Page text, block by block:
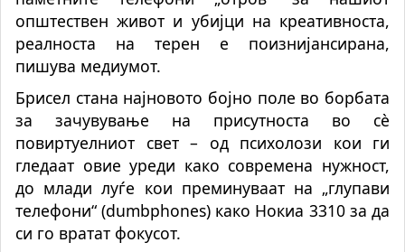
општествен живот и убијци на креативноста,
реалноста на терен е поизнијансирана,
пишува медиумот.
Брисел стана најновото бојно поле во борбата
за зачувување на присутноста во сè
повиртуелниот свет – од психолози кои ги
гледаат овие уреди како современа нужност,
до млади луѓе кои преминуваат на „глупави
телефони“ (dumbphones) како Нокиа 3310 за да
си го вратат фокусот.